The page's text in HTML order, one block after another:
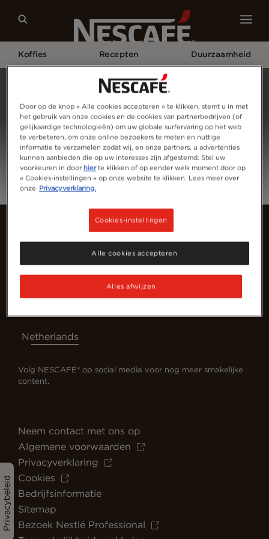
Koffies Recepten Duurzaamheid
Privacybeleid
Netherlands
Volg NESCAFÉ® op social media voor nog meer smakelijke
content.
Neem contact met ons op
Algemene voorwaarden
Privacyverklaring
Cookies
Bedrijfsinformatie
Sitemap
Bezoek Nestlé Professional
Door op de knop « Alle cookies accepteren » te klikken, stemt u in met
het gebruik van onze cookies en de cookies van partnerbedrijven (of
gelijkaardige technologieën) om uw globale surfervaring op het web
te verbeteren, om onze online bezoekers te meten en nuttige
informatie te verzamelen zodat wij, en onze partners, u advertenties
kunnen aanbieden die op uw interesses zijn afgestemd. Stel uw
voorkeuren in door hierte klikken of op eender welk moment door op
« Cookies-instellingen » op onze website te klikken. Lees meer over
onze Privacyverklaring.
Cookies-instellingen
Alles afwijzen
Alle cookies accepteren